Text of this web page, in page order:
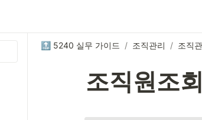
🔝 5240 실무 가이드 / 조직관리 / 조직
조직원조회